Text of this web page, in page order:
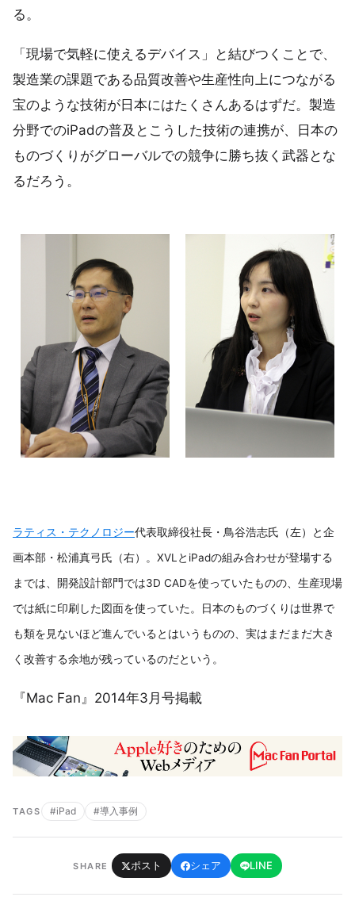
る。
「現場で気軽に使えるデバイス」と結びつくことで、
製造業の課題である品質改善や生産性向上につながる
宝のような技術が日本にはたくさんあるはずだ。製造
分野でのiPadの普及とこうした技術の連携が、日本の
ものづくりがグローバルでの競争に勝ち抜く武器とな
るだろう。
ラティス・テクノロジー代表取締役社長・鳥谷浩志氏（左）と企
画本部・松浦真弓氏（右）。XVLとiPadの組み合わせが登場する
までは、開発設計部門では3D CADを使っていたものの、生産現場
では紙に印刷した図面を使っていた。日本のものづくりは世界で
も類を見ないほど進んでいるとはいうものの、実はまだまだ大き
く改善する余地が残っているのだという。
『Mac Fan』2014年3月号掲載
TAGS #iPad #導入事例
SHARE ポスト シェア LINE